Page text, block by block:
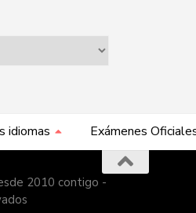
idiomas Exámenes
2010 contigo -